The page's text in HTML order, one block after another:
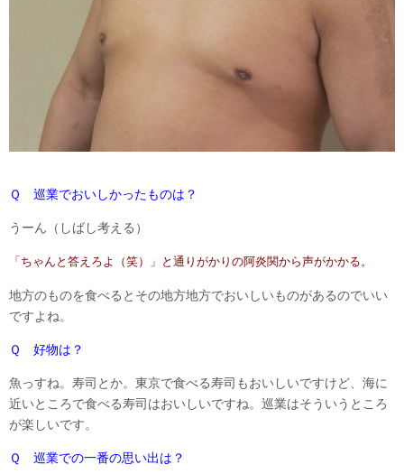
Ｑ 巡業でおいしかったものは？
うーん（しばし考える）
「ちゃんと答えろよ（笑）」と通りがかりの阿炎関から声がかかる。
地方のものを食べるとその地方地方でおいしいものがあるのでいい
ですよね。
Ｑ 好物は？
魚っすね。寿司とか。東京で食べる寿司もおいしいですけど、海に
近いところで食べる寿司はおいしいですね。巡業はそういうところ
が楽しいです。
Ｑ 巡業での一番の思い出は？